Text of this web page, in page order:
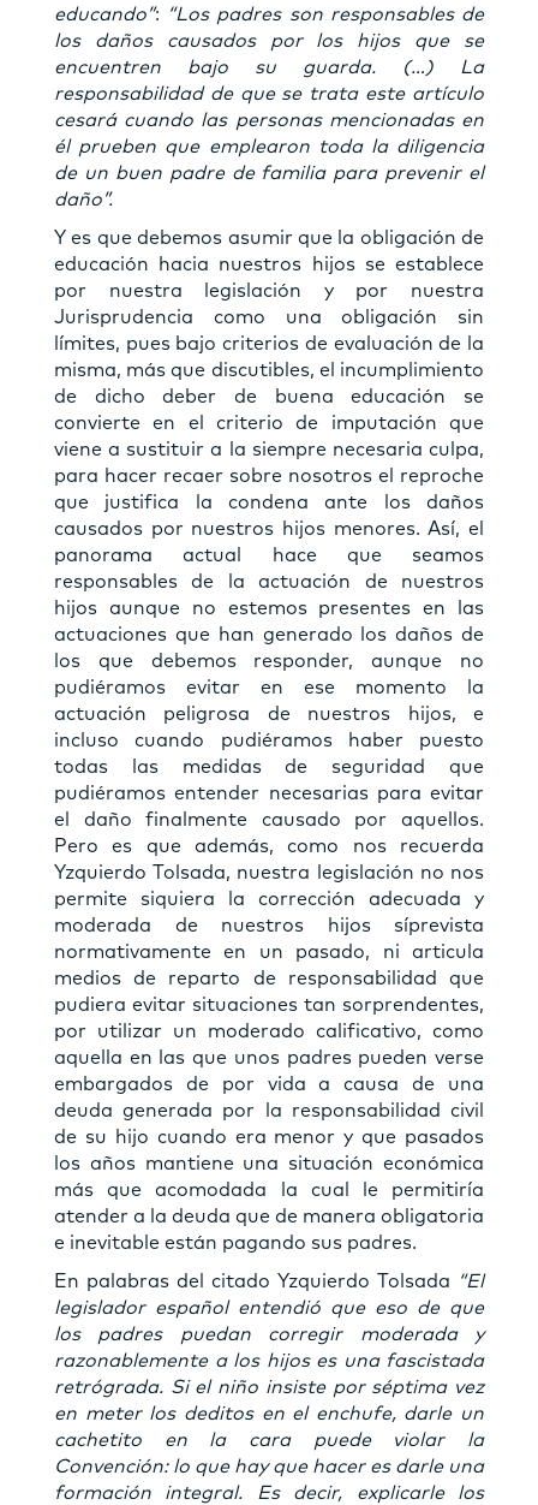
educando”:
“Los padres son responsables de
los daños causados por los hijos que se
encuentren bajo su guarda. (…) La
responsabilidad de que se trata este artículo
cesará cuando las personas mencionadas en
él prueben que emplearon toda la diligencia
de un buen padre de familia para prevenir el
daño”.
Y es que debemos asumir que la obligación de
educación hacia nuestros hijos se establece
por nuestra legislación y por nuestra
Jurisprudencia como una obligación sin
límites, pues bajo criterios de evaluación de la
misma, más que discutibles, el incumplimiento
de dicho deber de buena educación se
convierte en el criterio de imputación que
viene a sustituir a la siempre necesaria culpa,
para hacer recaer sobre nosotros el reproche
que justifica la condena ante los daños
causados por nuestros hijos menores. Así, el
panorama actual hace que seamos
responsables de la actuación de nuestros
hijos aunque no estemos presentes en las
actuaciones que han generado los daños de
los que debemos responder, aunque no
pudiéramos evitar en ese momento la
actuación peligrosa de nuestros hijos, e
incluso cuando pudiéramos haber puesto
todas las medidas de seguridad que
pudiéramos entender necesarias para evitar
el daño finalmente causado por aquellos.
Pero es que además, como nos recuerda
Yzquierdo Tolsada, nuestra legislación no nos
permite siquiera la corrección adecuada y
moderada de nuestros hijos síprevista
normativamente en un pasado, ni articula
medios de reparto de responsabilidad que
pudiera evitar situaciones tan sorprendentes,
por utilizar un moderado calificativo, como
aquella en las que unos padres pueden verse
embargados de por vida a causa de una
deuda generada por la responsabilidad civil
de su hijo cuando era menor y que pasados
los años mantiene una situación económica
más que acomodada la cual le permitiría
atender a la deuda que de manera obligatoria
e inevitable están pagando sus padres.
En palabras del citado Yzquierdo Tolsada
“El
legislador español entendió que eso de que
los padres puedan corregir moderada y
razonablemente a los hijos es una fascistada
retrógrada. Si el niño insiste por séptima vez
en meter los deditos en el enchufe, darle un
cachetito en la cara puede violar la
Convención: lo que hay que hacer es darle una
formación integral. Es decir, explicarle los